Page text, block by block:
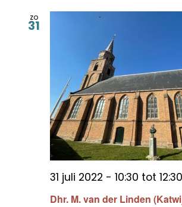
zo
31
Dhr. M. van der Linden
31 juli 2022 - 10:30 tot 12:30